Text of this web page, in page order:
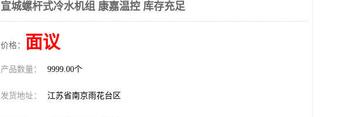
宣城螺杆式冷水机组 康嘉温控 库存充足
价格： 面议
产品数量： 9999.00个
发货地址： 江苏省南京雨花台区